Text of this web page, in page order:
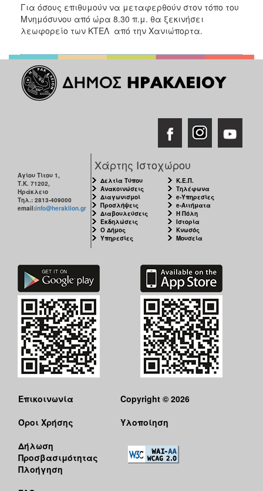
Για όσους επιθυμούν να μεταφερθούν στον τόπο του
Μνημόσυνου από ώρα 8.30 π.μ. θα ξεκινήσει
λεωφορείο των ΚΤΕΛ από την Χανιώπορτα.
Αγίου Τίτου 1,
Τ.Κ. 71202,
Ηράκλειο
Τηλ.: 2813-409000
email:info@heraklion.gr
Χάρτης Ιστοχώρου
Δελτία Τύπου
Ανακοινώσεις
Διαγωνισμοί
Προσλήψεις
Διαβουλεύσεις
Εκδηλώσεις
Ο Δήμος
Υπηρεσίες
Κ.Ε.Π.
Τηλέφωνα
e-Υπηρεσίες
e-Αιτήματα
Η Πόλη
Ιστορία
Κνωσός
Μουσεία
Επικοινωνία
Όροι Χρήσης
Δήλωση
Προσβασιμότητας
Πλοήγηση
Copyright © 2026
Υλοποίηση